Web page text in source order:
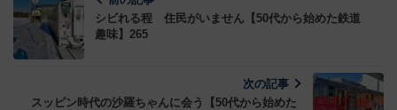
シビれる程 住民がいません【50代から始めた鉄道
趣味】265
次の記事
スッピン時代の沙羅ちゃんに会う【50代から始めた